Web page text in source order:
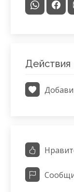
Действия